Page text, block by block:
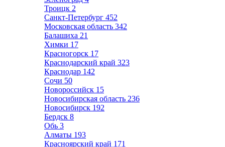
Троицк 2
Санкт-Петербург 452
Московская область 342
Балашиха 21
Химки 17
Красногорск 17
Краснодарский край 323
Краснодар 142
Сочи 50
Новороссийск 15
Новосибирская область 236
Новосибирск 192
Бердск 8
Обь 3
Алматы 193
Красноярский край 171